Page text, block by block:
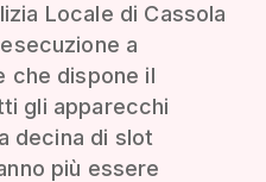
Locale di Cassola
a
che dispone il
gli apparecchi
decina di slot
più essere